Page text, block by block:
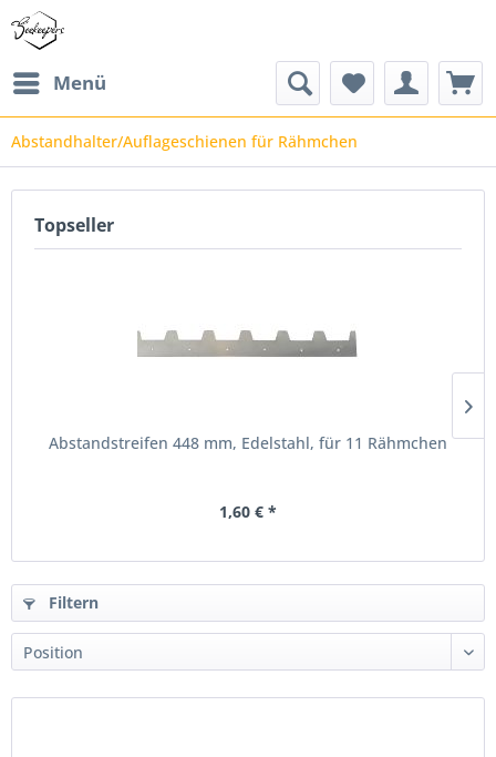
Menü
Abstandhalter/Auflageschienen für Rähmchen
Topseller
Abstandstreifen 448 mm, Edelstahl, für 11 Rähmchen
1,60 € *
Filtern